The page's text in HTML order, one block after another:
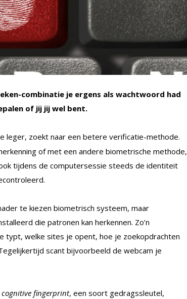
combinatie je ergens als wachtwoord had
of jij jij wel bent.
leger, zoekt naar een betere verificatie-methode.
of met een andere biometrische methode,
tijdens de computersessie steeds de identiteit
te kiezen biometrisch systeem, maar
die patronen kan herkennen. Zo’n
typt, welke sites je opent, hoe je zoekopdrachten
scant bijvoorbeeld de webcam je
cognitive fingerprint, een soort gedragssleutel,